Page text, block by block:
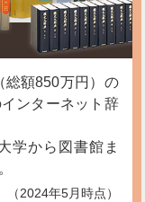
総額850万円）の
ンターネット辞
学から図書館ま
（2024年5月時点）